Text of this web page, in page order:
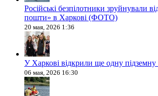
Російські безпілотники зруйнували
пошти» в Харкові (ФОТО)
20 мая, 2026 1:36
У Харкові відкрили ще одну
06 мая, 2026 16:30